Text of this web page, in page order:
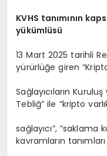
KVHS tanımının
yükümlüsü
13 Mart 2025 tarihli
yürürlüğe giren
Sağlayıcıların
Tebliğ” ile “kripto
sağlayıcı”, ”saklama
kavramların